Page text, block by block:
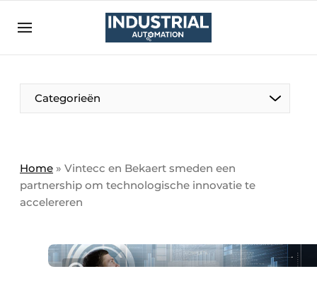
Aanmelden
Bedrijven
Bedrijven
Direct contact
Eigen content aanleveren
Meest gelezen
Categorieën
Home » Vintecc en Bekaert smeden een
partnership om technologische innovatie te
accelereren